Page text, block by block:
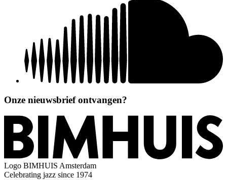
Onze nieuwsbrief ontvangen?
Logo BIMHUIS Amsterdam
Celebrating jazz since 1974